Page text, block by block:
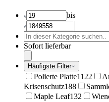
bis
Sofort lieferbar
Häufigste Filter
Polierte Platte1122
Krisenschutz188
Maple Leaf132